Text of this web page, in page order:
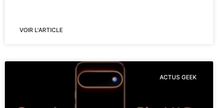
VOIR L'ARTICLE
ACTUS GEEK